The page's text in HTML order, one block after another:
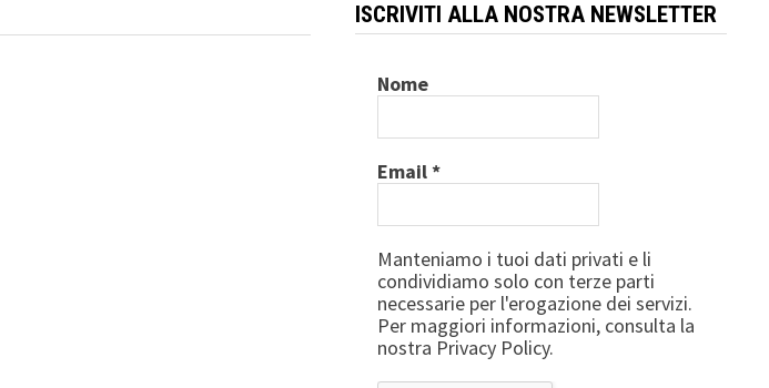
ISCRIVITI ALLA NOSTRA NEWSLETTER
Nome
Email*
Manteniamo i tuoi dati privati e li
condividiamo solo con terze parti
necessarie per l'erogazione dei servizi.
Per maggiori informazioni, consulta la
nostra Privacy Policy.